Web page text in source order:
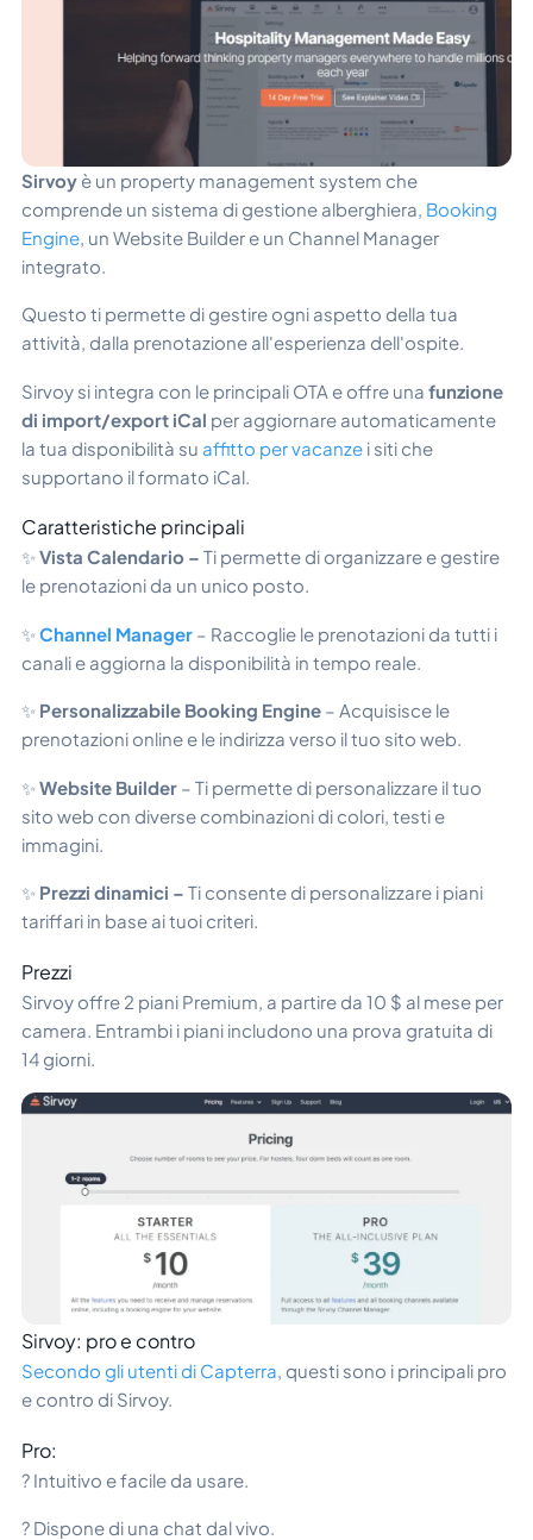
Sirvoy è un property management system che
comprende un sistema di gestione alberghiera, Booking
Engine , un Website Builder e un Channel Manager
integrato.
Questo ti permette di gestire ogni aspetto della tua
attività, dalla prenotazione all'esperienza dell'ospite.
Sirvoy si integra con le principali OTA e offre una funzione
di import/export iCal per aggiornare automaticamente
la tua disponibilità su affitto per vacanze i siti che
supportano il formato iCal.
Caratteristiche principali
✨Vista Calendario – Ti permette di organizzare e gestire
le prenotazioni da un unico posto.
✨Channel Manager – Raccoglie le prenotazioni da tutti i
canali e aggiorna la disponibilità in tempo reale.
✨ Personalizzabile Booking Engine – Acquisisce le
prenotazioni online e le indirizza verso il tuo sito web.
✨Website Builder – Ti permette di personalizzare il tuo
sito web con diverse combinazioni di colori, testi e
immagini.
✨ Prezzi dinamici – Ti consente di personalizzare i piani
tariffari in base ai tuoi criteri.
Prezzi
Sirvoy offre 2 piani Premium, a partire da 10 $ al mese per
camera. Entrambi i piani includono una prova gratuita di
14 giorni.
Sirvoy: pro e contro
Secondo gli utenti di Capterra, questi sono i principali pro
e contro di Sirvoy.
Pro:
? Intuitivo e facile da usare.
? Dispone di una chat dal vivo.